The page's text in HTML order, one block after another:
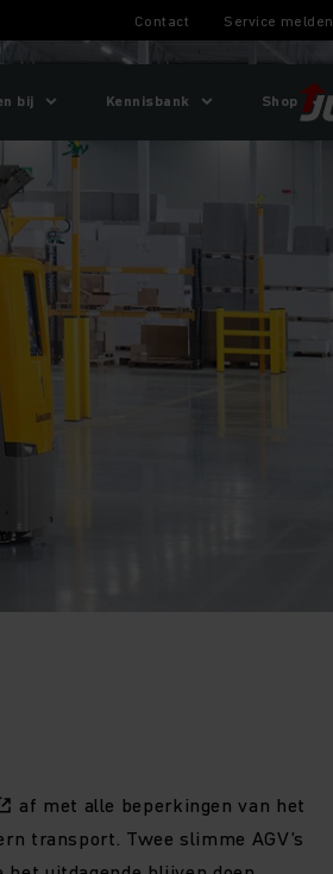
Contact Service melden
bij Kennisbank Shop
af met alle beperkingen van het
transport. Twee slimme AGV’s